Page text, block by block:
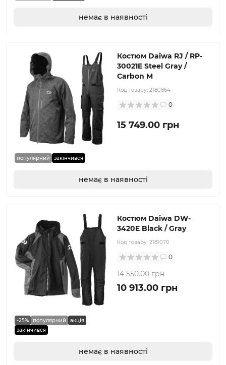
немає в наявності
популярний закінчився
Костюм Daiwa RJ / RP-
30021E Steel Gray /
Carbon M
Код товару: 2180864
0
15 749.00 грн
немає в наявності
-25% популярний
акція
закінчився
Костюм Daiwa DW-
3420E Black / Gray
Код товару: 2181070
0
14 550.00 грн
10 913.00 грн
немає в наявності